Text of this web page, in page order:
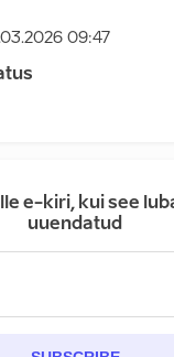
09:47
e-kiri, kui see
uuendatud